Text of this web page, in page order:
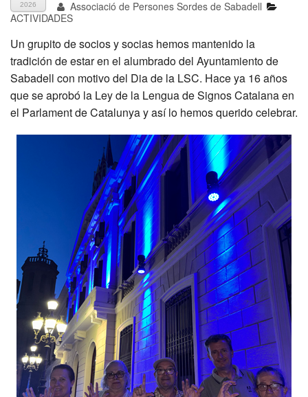
2026
Associació de Persones Sordes de Sabadell
ACTIVIDADES
Un grupito de socios y socias hemos mantenido la
tradición de estar en el alumbrado del Ayuntamiento de
Sabadell con motivo del Dia de la LSC. Hace ya 16 años
que se aprobó la Ley de la Lengua de Signos Catalana en
el Parlament de Catalunya y así lo hemos querido celebrar.